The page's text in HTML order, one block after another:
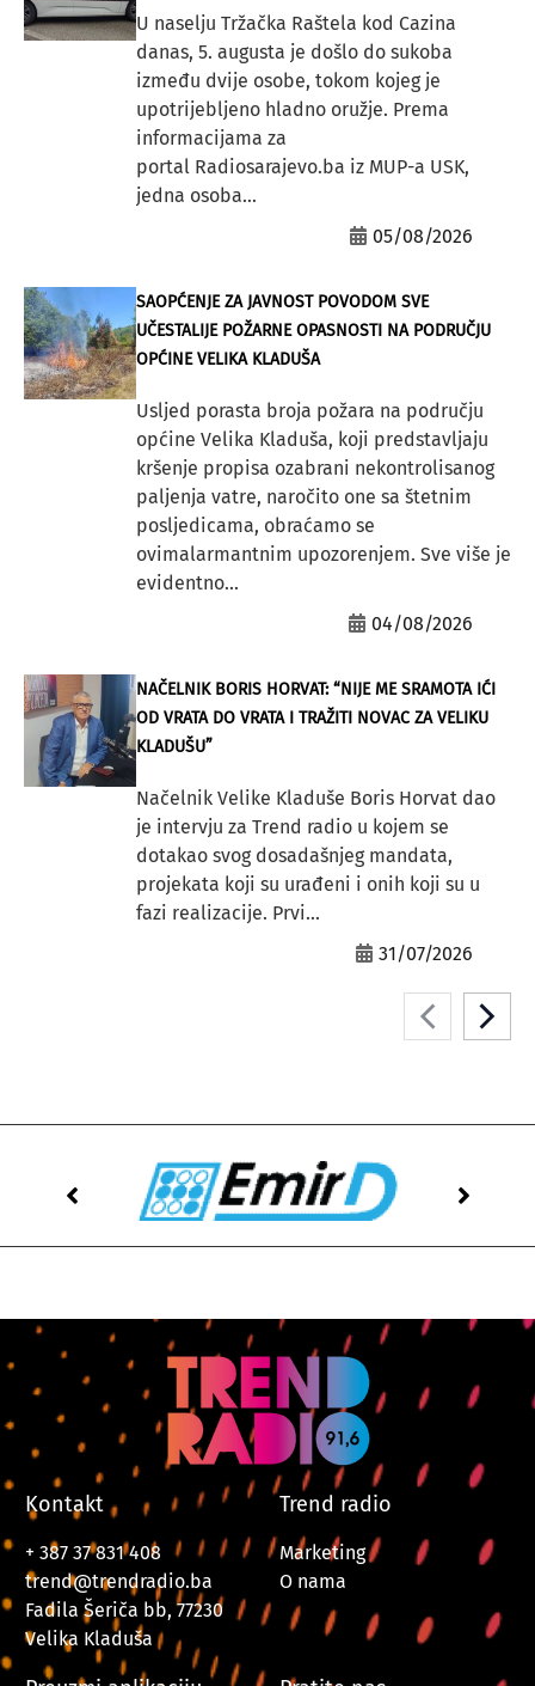
U naselju Tržačka Raštela kod Cazina
danas, 5. augusta je došlo do sukoba
između dvije osobe, tokom kojeg je
upotrijebljeno hladno oružje. Prema
informacijama za
portal Radiosarajevo.ba iz MUP-a USK,
jedna osoba...
05/08/2026
SAOPĆENJE ZA JAVNOST POVODOM SVE
UČESTALIJE POŽARNE OPASNOSTI NA PODRUČJU
OPĆINE VELIKA KLADUŠA
Usljed porasta broja požara na području
općine Velika Kladuša, koji predstavljaju
kršenje propisa ozabrani nekontrolisanog
paljenja vatre, naročito one sa štetnim
posljedicama, obraćamo se
ovimalarmantnim upozorenjem. Sve više je
evidentno...
04/08/2026
NAČELNIK BORIS HORVAT: “NIJE ME SRAMOTA IĆI
OD VRATA DO VRATA I TRAŽITI NOVAC ZA VELIKU
KLADUŠU”
Načelnik Velike Kladuše Boris Horvat dao
je intervju za Trend radio u kojem se
dotakao svog dosadašnjeg mandata,
projekata koji su urađeni i onih koji su u
fazi realizacije. Prvi...
31/07/2026
Kontakt
+ 387 37 831 408
trend@trendradio.ba
Fadila Šeriča bb, 77230
Velika Kladuša
Trend radio
Marketing
O nama